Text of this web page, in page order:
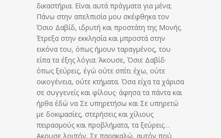
δικαστήρια. Είναι αυτά πράγματα για μένα;
Πάνω στην απελπισία μου σκέφθηκα τον
Όσιο Δαβίδ, ιδρυτή και προστάτη της Μονής.
Έτρεξα στην εκκλησία και μπροστά στην
εικόνα του, όπως ήμουν ταραγμένος, του
είπα τα έξης λόγια: Άκουσε, Όσιε Δαβίδ·
όπως ξεύρεις, έγώ ούτε σπίτι έχω, ούτε
οικογένεια, ούτε κτήματα. Όσα είχα τα χάρισα
σε συγγενείς και φίλους· άφησα τα πάντα και
ήρθα έδώ να Σε υπηρετήσω και Σε υπηρετώ
με δοκιμασίες, στερήσεις και χίλιους
πειρασμούς και προβλήματα, τα ξεύρεις…
Ακουσε λοιπόν. Σε παρακαλώ, αυτόν πού